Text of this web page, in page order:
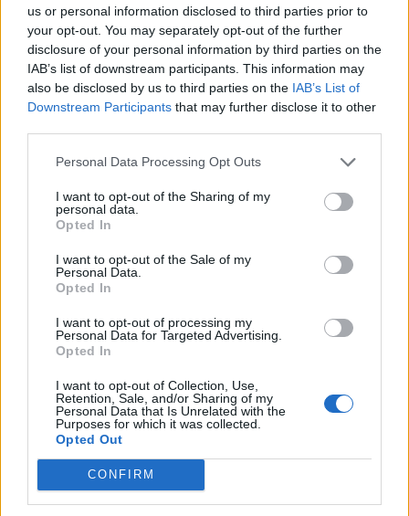
us or personal information disclosed to third parties prior to
your opt-out. You may separately opt-out of the further
disclosure of your personal information by third parties on the
IAB’s list of downstream participants. This information may
also be disclosed by us to third parties on the IAB’s List of
Downstream Participants that may further disclose it to other
Personal Data Processing Opt Outs
I want to opt-out of the Sharing of my
personal data.
Opted In
I want to opt-out of the Sale of my
Personal Data.
Opted In
I want to opt-out of processing my
Personal Data for Targeted Advertising.
Opted In
I want to opt-out of Collection, Use,
Retention, Sale, and/or Sharing of my
Personal Data that Is Unrelated with the
Purposes for which it was collected.
Opted Out
CONFIRM